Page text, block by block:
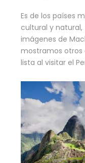
Es de los países
cultural y
imágenes de
mostramos otros
lista al visitar el